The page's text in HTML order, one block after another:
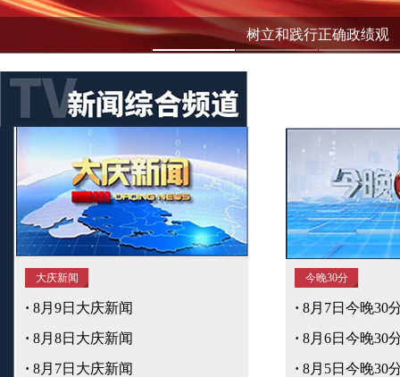
树立和践行正确政绩观
大庆新闻
· 8月9日大庆新闻
· 8月8日大庆新闻
· 8月7日大庆新闻
今晚30分
· 8月7日今晚30
· 8月6日今晚30
· 8月5日今晚30